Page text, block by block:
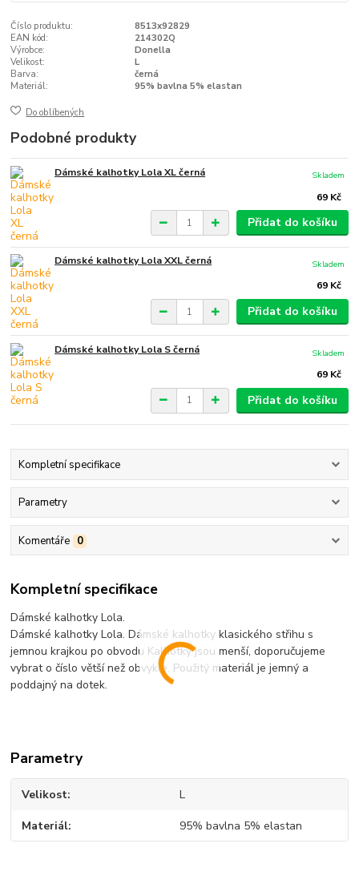
Číslo produktu:
8513x92829
EAN kód:
214302Q
Výrobce:
Donella
Velikost:
L
Barva:
černá
Materiál:
95% bavlna 5% elastan
Do oblíbených
Podobné produkty
Dámské kalhotky Lola XL černá
69 Kč
Skladem
Přidat do košíku
Dámské kalhotky Lola XXL černá
69 Kč
Skladem
Přidat do košíku
Dámské kalhotky Lola S černá
69 Kč
Skladem
Přidat do košíku
Kompletní specifikace
Parametry
Komentáře 0
Kompletní specifikace
Dámské kalhotky Lola.
Dámské kalhotky Lola. Dámské kalhotky klasického střihu s
jemnou krajkou po obvodu Kalhotky jsou menší, doporučujeme
vybrat o číslo větší než obvykle. Použitý materiál je jemný a
poddajný na dotek.
Parametry
Velikost L
Materiál 95% bavlna 5% elastan